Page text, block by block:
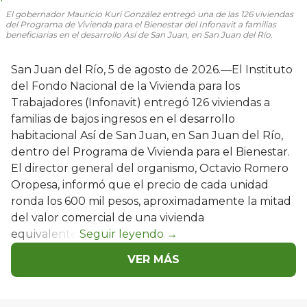
El gobernador Mauricio Kuri González entregó una de las 126 viviendas
del Programa de Vivienda para el Bienestar del Infonavit a familias
beneficiarias en el desarrollo Así de San Juan, en San Juan del Río.
San Juan del Río, 5 de agosto de 2026.—El Instituto
del Fondo Nacional de la Vivienda para los
Trabajadores (Infonavit) entregó 126 viviendas a
familias de bajos ingresos en el desarrollo
habitacional Así de San Juan, en San Juan del Río,
dentro del Programa de Vivienda para el Bienestar.
El director general del organismo, Octavio Romero
Oropesa, informó que el precio de cada unidad
ronda los 600 mil pesos, aproximadamente la mitad
del valor comercial de una vivienda
equivalente.
VER MÁS